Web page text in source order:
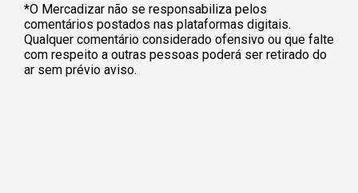
*O Mercadizar não se responsabiliza pelos
comentários postados nas plataformas digitais.
Qualquer comentário considerado ofensivo ou que falte
com respeito a outras pessoas poderá ser retirado do
ar sem prévio aviso.